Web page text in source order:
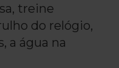
treine
do relógio,
a água na